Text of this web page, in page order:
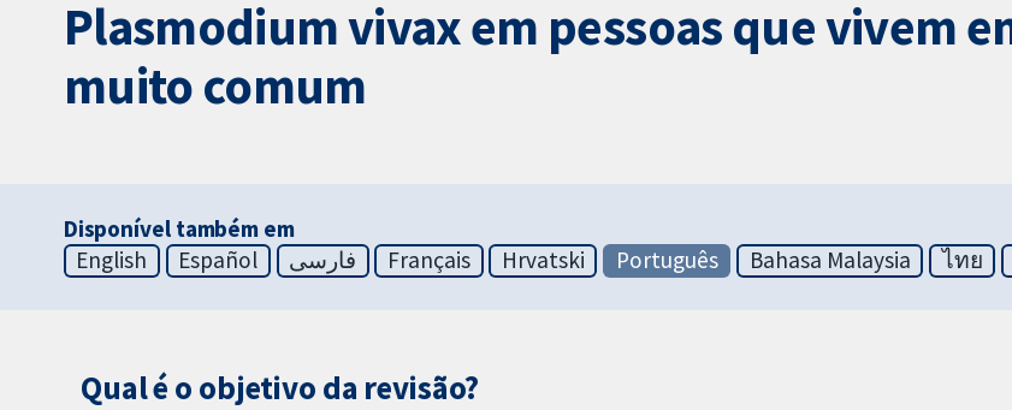
Plasmodium vivax em pessoas que vivem
muito comum
Disponível também em
English
Español فارسی Français Hrvatski Português Bahasa Malaysia ไทย
Qual é o objetivo da revisão?